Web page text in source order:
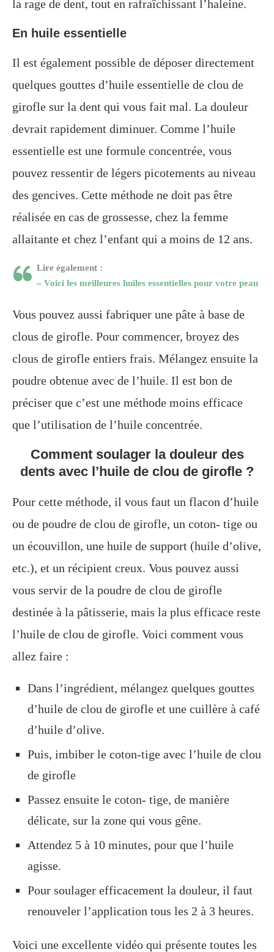
la rage de dent, tout en rafraîchissant l’haleine.
En huile essentielle
Il est également possible de déposer directement
quelques gouttes d’huile essentielle de clou de
girofle sur la dent qui vous fait mal. La douleur
devrait rapidement diminuer. Comme l’huile
essentielle est une formule concentrée, vous
pouvez ressentir de légers picotements au niveau
des gencives. Cette méthode ne doit pas être
réalisée en cas de grossesse, chez la femme
allaitante et chez l’enfant qui a moins de 12 ans.
Lire également :
– Voici les meilleures huiles essentielles pour votre peau
Vous pouvez aussi fabriquer une pâte à base de
clous de girofle. Pour commencer, broyez des
clous de girofle entiers frais. Mélangez ensuite la
poudre obtenue avec de l’huile. Il est bon de
préciser que c’est une méthode moins efficace
que l’utilisation de l’huile concentrée.
Comment soulager la douleur des
dents avec l’huile de clou de girofle ?
Pour cette méthode, il vous faut un flacon d’huile
ou de poudre de clou de girofle, un coton- tige ou
un écouvillon, une huile de support (huile d’olive,
etc.), et un récipient creux. Vous pouvez aussi
vous servir de la poudre de clou de girofle
destinée à la pâtisserie, mais la plus efficace reste
l’huile de clou de girofle. Voici comment vous
allez faire :
Dans l’ingrédient, mélangez quelques gouttes
d’huile de clou de girofle et une cuillère à café
d’huile d’olive.
Puis, imbiber le coton-tige avec l’huile de clou
de girofle
Passez ensuite le coton- tige, de manière
délicate, sur la zone qui vous gêne.
Attendez 5 à 10 minutes, pour que l’huile
agisse.
Pour soulager efficacement la douleur, il faut
renouveler l’application tous les 2 à 3 heures.
Voici une excellente vidéo qui présente toutes les